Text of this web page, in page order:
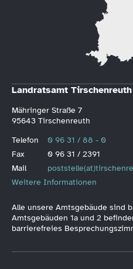
Landratsamt Tirschenreuth
Mähringer Straße 7
95643 Tirschenreuth
Telefon
0 96 31 / 88 - 0
Fax
0 96 31 / 2391
Mail
Weitere Informationen
Alle unsere Amtsgebäude sind
Amtsgebäuden 1a und 2
barrierefreies